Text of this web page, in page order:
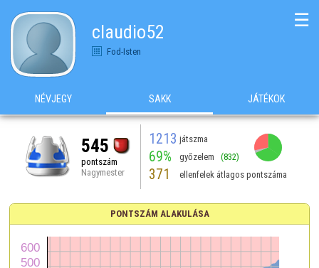
claudio52
Fod-Isten
☰
NÉVJEGY SAKK JÁTÉKOK
545
pontszám
Nagymester
1213 játszma
69% győzelem (832)
371 ellenfelek átlagos pontszáma
PONTSZÁM ALAKULÁSA